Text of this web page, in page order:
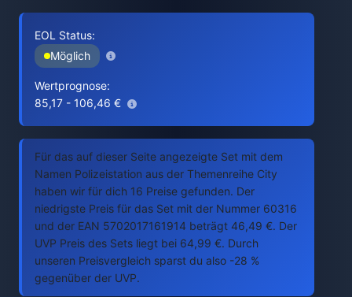
EOL Status:
Möglich
Wertprognose:
85,17 - 106,46 €
Für das auf dieser Seite angezeigte Set mit dem
Namen Polizeistation aus der Themenreihe City
haben wir für dich 16 Preise gefunden. Der
niedrigste Preis für das Set mit der Nummer 60316
und der EAN 5702017161914 beträgt 46,49 €. Der
UVP Preis des Sets liegt bei 64,99 €. Durch
unseren Preisvergleich sparst du also -28 %
gegenüber der UVP.